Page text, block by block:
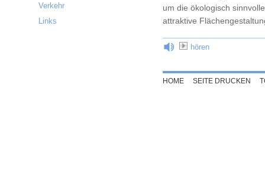
um die ökologisch
attraktive
hören
HOME SEITE DRUCKEN
Verkehr
Links